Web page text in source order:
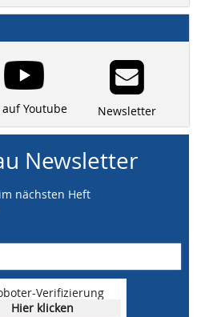
auf Youtube Newsletter
Newsletter
nächsten Heft
Verifizierung
Hier klicken